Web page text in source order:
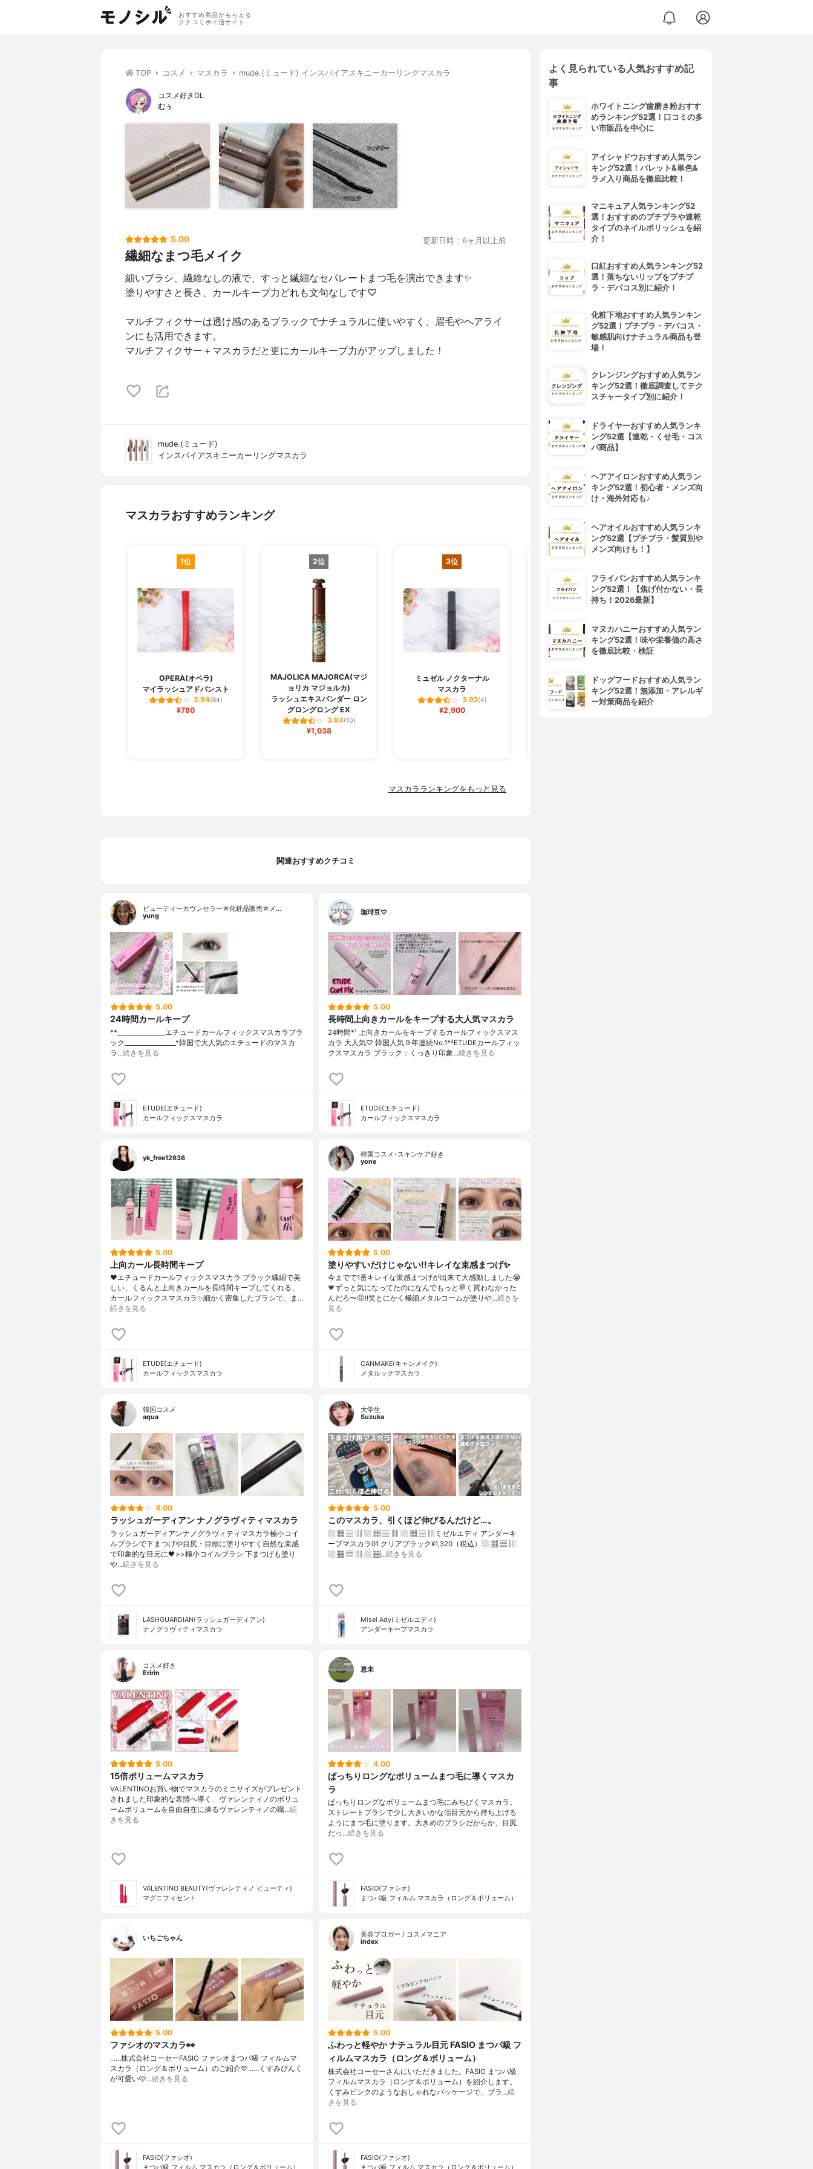
おすすめ商品がもらえる
クチコミポイ活サイト
TOP コスメ マスカラ mude.(ミュード) インスパイアスキニーカーリングマスカラ
コスメ好きOL
むぅ
5.00 更新日時：6ヶ月以上前
繊細なまつ毛メイク
細いブラシ、繊維なしの液で、すっと繊細なセパレートまつ毛を演出できます✨
塗りやすさと長さ、カールキープ力どれも文句なしです♡
マルチフィクサーは透け感のあるブラックでナチュラルに使いやすく、眉毛やヘアライ
ンにも活用できます。
マルチフィクサー＋マスカラだと更にカールキープ力がアップしました！
mude.(ミュード)
インスパイアスキニーカーリングマスカラ
マスカラおすすめランキング
1位
OPERA(オペラ)
マイラッシュアドバンスト
3.94(64)
¥780
2位
MAJOLICA MAJORCA(マジ
ョリカ マジョルカ)
ラッシュエキスパンダー ロン
グロングロング EX
3.94(10)
¥1,038
3位
ミュゼル ノクターナル
マスカラ
3.92(4)
¥2,900
MAYBELLINE NEW YORK(メ
イベリン ニューヨーク)
ボリューム エクスプレス ハイ
パーカール ウォータープルー
dejavu(デジャヴュ)
ラッシュノックアウト エクス
マスカラランキングをもっと見る
関連おすすめクチコミ
ビューティーカウンセラー☆化粧品販売☆メ…
yung
5.00
24時間カールキープ
**⁡________________⁡エチュード⁡カールフィックスマスカラブラ
ック⁡_________________⁡⁡*韓国で大人気のエチュードのマスカ
ラ…続きを見る
ETUDE(エチュード)
カールフィックスマスカラ
珈琲豆♡
5.00
長時間上向きカールをキープする大人気マスカラ
24時間*¹ 上向きカールをキープするカールフィックスマス
カラ 大人気♡ 韓国人気９年連続No.1*²ETUDEカールフィッ
クスマスカラ ブラック：くっきり印象…続きを見る
ETUDE(エチュード)
カールフィックスマスカラ
yk_free12636
5.00
上向カール長時間キープ
❤︎エチュードカールフィックスマスカラ ブラック繊細で美
しい、くるんと上向きカールを長時間キープしてくれる、
カールフィックスマスカラ✨細かく密集したブラシで、ま…
続きを見る
ETUDE(エチュード)
カールフィックスマスカラ
韓国コスメ･スキンケア好き
yone
5.00
塗りやすいだけじゃない!!キレイな束感まつげ✨️
今までで1番キレイな束感まつげが出来て大感動しました😭
💗⁡ずっと気になってたのになんでもっと早く買わなかった
んだろ〜😖!!笑⁡⁡とにかく極細メタルコームが塗りや…続きを
見る
CANMAKE(キャンメイク)
メタルックマスカラ
韓国コスメ
aqua
4.00
ラッシュガーディアン ナノグラヴィティマスカラ
ラッシュガーディアンナノグラヴィティマスカラ極小コイ
ルブラシで下まつげや目尻・目頭に塗りやすく自然な束感
で印象的な目元に🖤>>極小コイルブラシ 下まつげも塗り
や…続きを見る
LASHGUARDIAN(ラッシュガーディアン)
ナノグラヴィティマスカラ
大学生
Suzuka
5.00
このマスカラ、引くほど伸びるんだけど…。
▧ ▦ ▤ ▥ ▧ ▦ ▤ ▥ ▧ ▦ ▤ ▥ミゼルエディ アンダーキ
ープマスカラ01 クリアブラック¥1,320（税込）▧ ▦ ▤ ▥
▧ ▦ ▤ ▥ ▧ ▦…続きを見る
Misel Ady(ミゼルエディ)
アンダーキープマスカラ
コスメ好き
Eririn
5.00
15倍ボリュームマスカラ
VALENTINOお買い物でマスカラのミニサイズがプレゼント
されました印象的な表情へ導く、ヴァレンティノのボリュ
ームボリュームを自由自在に操るヴァレンティノの職…続
きを見る
VALENTINO BEAUTY(ヴァレンティノ ビューティ)
マグニフィセント
恵未
4.00
ぱっちりロングなボリュームまつ毛に導くマスカ
ラ
ぱっちりロングなボリュームまつ毛にみちびくマスカラ。
ストレートブラシで少し大きいかな🤔目元から持ち上げる
ようにまつ毛に塗ります。大きめのブラシだからか、目尻
だっ…続きを見る
FASIO(ファシオ)
まつパ級 フィルム マスカラ（ロング＆ボリューム）
いちごちゃん
5.00
ファシオのマスカラ👀
……⁡⁡株式会社コーセー⁡⁡FASIO ファシオ⁡⁡まつパ級 フィルムマ
スカラ⁡⁡（ロング＆ボリューム）⁡⁡のご紹介🩷️⁡⁡……⁡⁡くすみぴんく
が可愛い🩷️⁡⁡…続きを見る
FASIO(ファシオ)
美容ブロガー / コスメマニア
index
5.00
ふわっと軽やか ナチュラル目元 FASIO まつパ級 フ
ィルムマスカラ（ロング＆ボリューム）
株式会社コーセーさんにいただきました。FASIO まつパ級
フィルムマスカラ（ロング＆ボリューム）を紹介します。
くすみピンクのようなおしゃれなパッケージで、ブラ…続
きを見る
FASIO(ファシオ)
よく見られている人気おすすめ記
事
ホワイトニング歯磨き粉おすす
めランキング52選！口コミの多
い市販品を中心に
アイシャドウおすすめ人気ラン
キング52選！パレット&単色&
ラメ入り商品を徹底比較！
マニキュア人気ランキング52
選！おすすめのプチプラや速乾
タイプのネイルポリッシュを紹
介！
口紅おすすめ人気ランキング52
選！落ちないリップをプチプ
ラ・デパコス別に紹介！
化粧下地おすすめ人気ランキン
グ52選！プチプラ・デパコス・
敏感肌向けナチュラル商品も登
場！
クレンジングおすすめ人気ラン
キング52選！徹底調査してテク
スチャータイプ別に紹介！
ドライヤーおすすめ人気ランキ
ング52選【速乾・くせ毛・コス
パ商品】
ヘアアイロンおすすめ人気ラン
キング52選！初心者・メンズ向
け・海外対応も♪
ヘアオイルおすすめ人気ランキ
ング52選【プチプラ・髪質別や
メンズ向けも！】
フライパンおすすめ人気ランキ
ング52選！【焦げ付かない・長
持ち！2026最新】
マヌカハニーおすすめ人気ラン
キング52選！味や栄養価の高さ
を徹底比較・検証
ドッグフードおすすめ人気ラン
キング52選！無添加・アレルギ
ー対策商品を紹介